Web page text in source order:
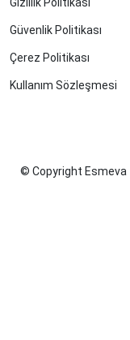
Güvenlik Politikası
Çerez Politikası
Kullanım Sözleşmesi
© Copyright Esmeva